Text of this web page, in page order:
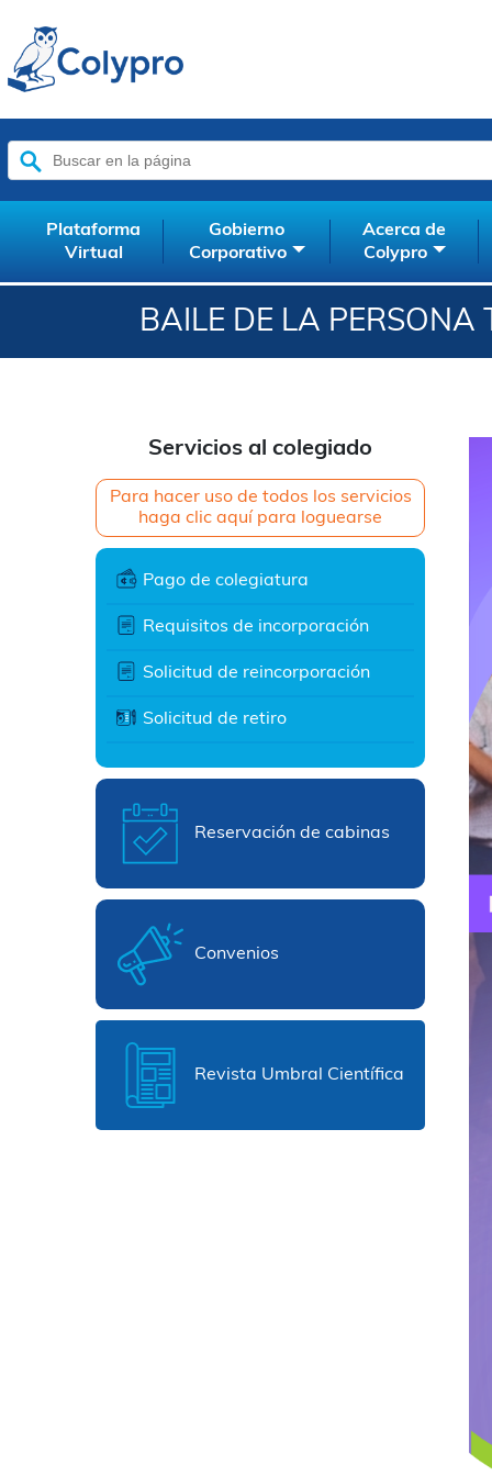
Buscar:
Plataforma
Virtual
Gobierno
Corporativo
Acerca de
Colypro
BAILE DE LA PERSONA
Servicios al colegiado
Para hacer uso de todos los servicios
haga clic aquí para loguearse
Pago de colegiatura
Requisitos de incorporación
Solicitud de reincorporación
Solicitud de retiro
Reservación de cabinas
Convenios
Revista Umbral Científica